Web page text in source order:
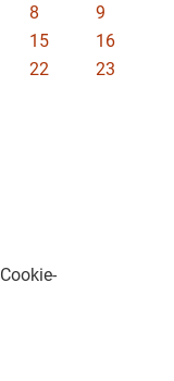
8
9
15
16
22
23
Cookie-